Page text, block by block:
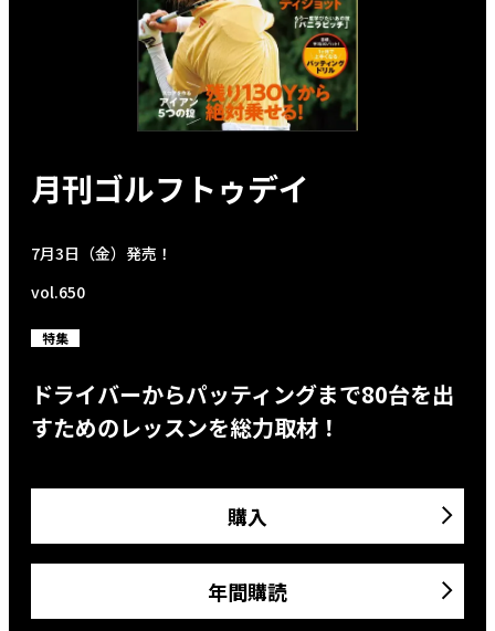
月刊ゴルフトゥデイ
7月3日（金）発売！
vol.650
特集
ドライバーからパッティングまで80台を出
すためのレッスンを総力取材！
購入
年間購読